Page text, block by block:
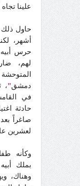
علينا
حاول ذلك
أشهر،
حرس
لهم،
المتوحشة
دمشق"،
حادثة
صاغراً
لعشرين
وكأنه
بملك
وهناك،